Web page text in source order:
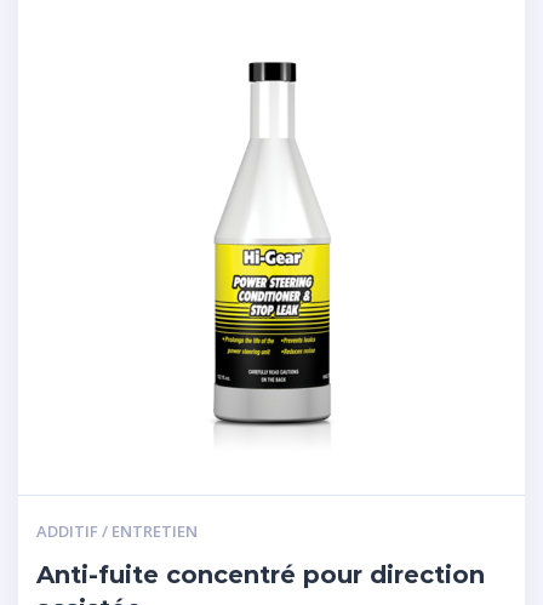
ADDITIF / ENTRETIEN
Anti-fuite concentré pour direction